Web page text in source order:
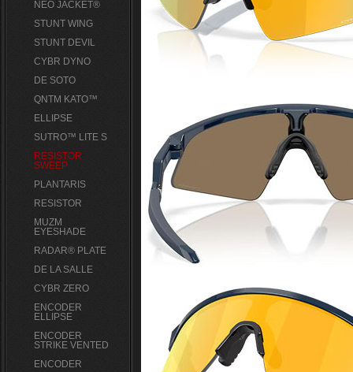
NEO JACKET®
STUNT WING
STUNT DEVIL
CYBR DYNO
DE SOTO
QNTM KATO™
ELLIPSE
SUTRO™ LITE S
RESISTOR
SWEEP
PLANTARIS
RESISTOR
MUZM
EYESHADE
RADAR® PLATE​
DE LA SALLE
CYBR ZERO
ENCODER
ELLIPSE
ENCODER
STRIKE VENTED
ENCODER